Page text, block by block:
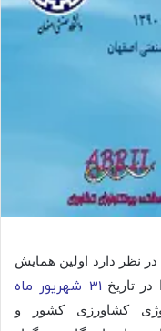
نظر دارد اولین همایش
در تاریخ
31 شهريور ماه
كشاورزی كشور و